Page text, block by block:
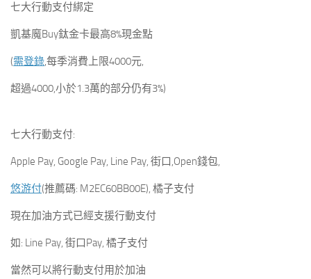
七大行動支付綁定
凱基魔Buy鈦金卡最高8%現金點
(需登錄,每季消費上限4000元,
超過4000,小於1.3萬的部分仍有3%)
七大行動支付:
Apple Pay, Google Pay, Line Pay, 街口,Open錢包,
悠游付(推薦碼: M2EC60BB00E), 橘子支付
現在加油方式已經支援行動支付
如: Line Pay, 街口Pay, 橘子支付
當然可以將行動支付用於加油